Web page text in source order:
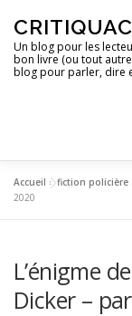
contenu
Un blog pour les
bon livre (ou tout
blog pour parler, dire
ACCUEIL
DES IMAGES
Accueil »fiction policière
2020
L’énigme
Dicker –